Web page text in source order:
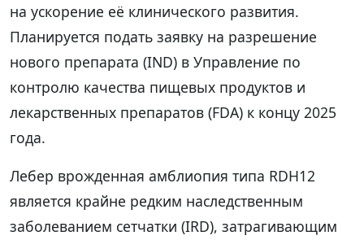
на ускорение её клинического развития.
Планируется подать заявку на разрешение
нового препарата (IND) в Управление по
контролю качества пищевых продуктов и
лекарственных препаратов (FDA) к концу 2025
года.
Лебер врожденная амблиопия типа RDH12
является крайне редким наследственным
заболеванием сетчатки (IRD), затрагивающим